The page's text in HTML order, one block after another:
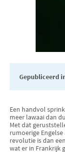
Gepubliceerd
Een handvol
meer lawaai dan
Met dat
rumoerige
revolutie is dan
wat er in Frankrijk